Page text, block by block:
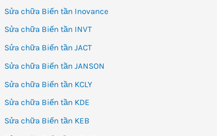
Sửa chữa Biến tần Inovance
Sửa chữa Biến tần INVT
Sửa chữa Biến tần JACT
Sửa chữa Biến tần JANSON
Sửa chữa Biến tần KCLY
Sửa chữa Biến tần KDE
Sửa chữa Biến tần KEB